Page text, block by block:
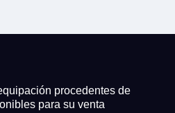
procedentes de
para su venta
y las Condiciones de Uso.
de acuerdo con ambas.